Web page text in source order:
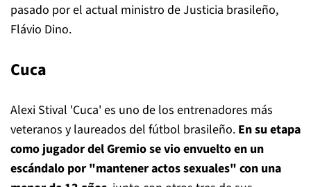
pasado por el actual ministro de Justicia brasileño,
Flávio Dino.
Cuca
Alexi Stival 'Cuca' es uno de los entrenadores más
veteranos y laureados del fútbol brasileño. En su etapa
como jugador del Gremio se vio envuelto en un
escándalo por "mantener actos sexuales" con una